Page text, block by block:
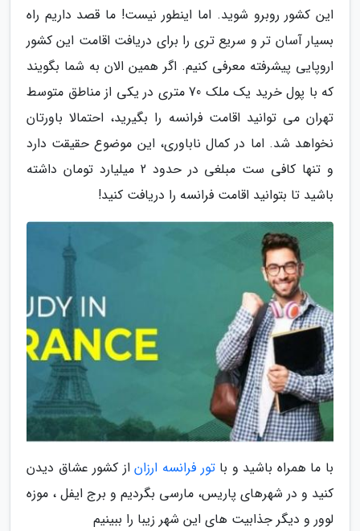
این کشور روبرو شوید. اما اینطور نیست! ما قصد داریم راه
بسیار آسان تر و سریع تری را برای دریافت اقامت این کشور
اروپایی پیشرفته معرفی کنیم. اگر همین الان به شما بگویند
که با پول خرید یک ملک 70 متری در یکی از مناطق متوسط
تهران می توانید اقامت فرانسه را بگیرید، احتمالا باورتان
نخواهد شد. اما در کمال ناباوری، این موضوع حقیقت دارد
و تنها کافی ست مبلغی در حدود 2 میلیارد تومان داشته
باشید تا بتوانید اقامت فرانسه را دریافت کنید!
با ما همراه باشید و باتور فرانسه ارزاناز کشور عشاق دیدن
کنید و در شهرهای پاریس، مارسی بگردیم و برج ایفل ، موزه
لوور و دیگر جذابیت های این شهر زیبا را ببینیم